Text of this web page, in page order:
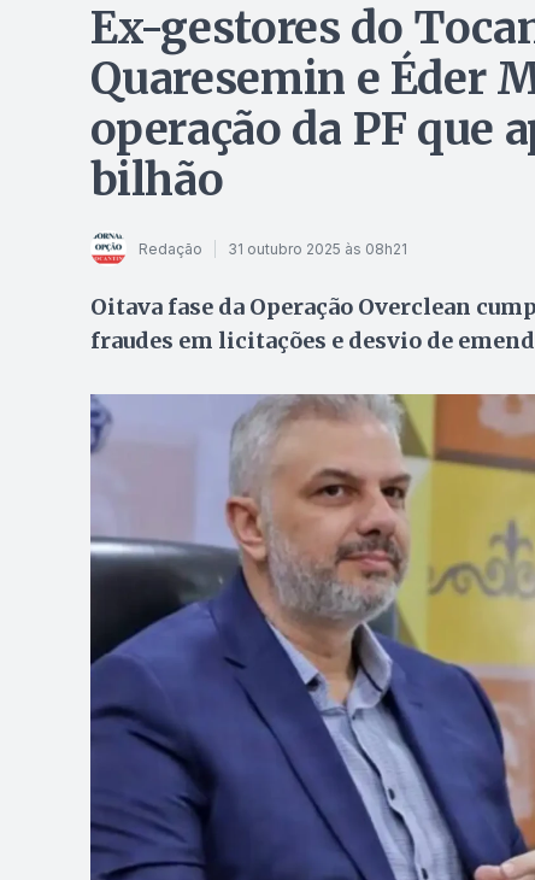
Ex-gestores do
Quaresemin e Éder
operação da PF que
bilhão
Redação 31 outubro 2025 às 08h21
Oitava fase da Operação Overclean
fraudes em licitações e desvio de